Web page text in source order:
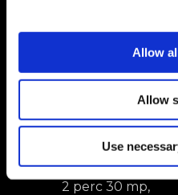
Allow
Allow
Use
2 perc 30 mp,